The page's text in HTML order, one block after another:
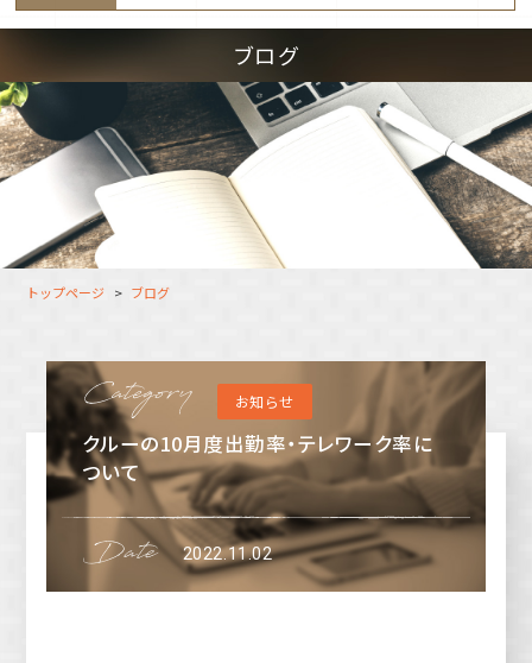
アクセストップ
東京オフィス
福岡オフィス
鹿児島オフィス
大分オフィス
長崎オフィス
福岡コネクトオフィス
松山オフィス
広島オフィス
高松オフィス
事業モデルと仕事内容
ワークスタイル
指定就労継続支援Ａ型事業所にかかる情報公表
採用情報トップ
利用者（クルー）募集
支援スタッフ（タレント） 募集
利用者（クルー）データ
ブログ
トップページ ブログ
お知らせ
クルーの10月度出勤率・テレワーク率に
ついて
2022.11.02